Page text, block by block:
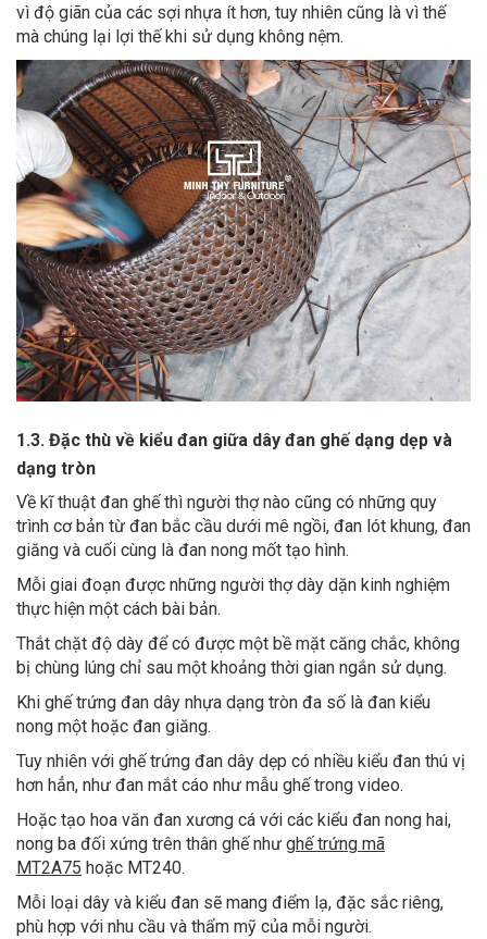
vì độ giãn của các sợi nhựa ít hơn, tuy nhiên cũng là vì thế
mà chúng lại lợi thế khi sử dụng không nệm.
1.3. Đặc thù về kiểu đan giữa dây đan ghế dạng dẹp và
dạng tròn
Về kĩ thuật đan ghế thì người thợ nào cũng có những quy
trình cơ bản từ đan bắc cầu dưới mê ngồi, đan lót khung, đan
giăng và cuối cùng là đan nong mốt tạo hình.
Mỗi giai đoạn được những người thợ dày dặn kinh nghiệm
thực hiện một cách bài bản.
Thắt chặt độ dày để có được một bề mặt căng chắc, không
bị chùng lúng chỉ sau một khoảng thời gian ngắn sử dụng.
Khi ghế trứng đan dây nhựa dạng tròn đa số là đan kiểu
nong một hoặc đan giăng.
Tuy nhiên với ghế trứng đan dây dẹp có nhiều kiểu đan thú vị
hơn hẳn, như đan mắt cáo như mẫu ghế trong video.
Hoặc tạo hoa văn đan xương cá với các kiểu đan nong hai,
nong ba đối xứng trên thân ghế như ghế trứng mã
MT2A75 hoặc MT240.
Mỗi loại dây và kiểu đan sẽ mang điểm lạ, đặc sắc riêng,
phù hợp với nhu cầu và thẩm mỹ của mỗi người.